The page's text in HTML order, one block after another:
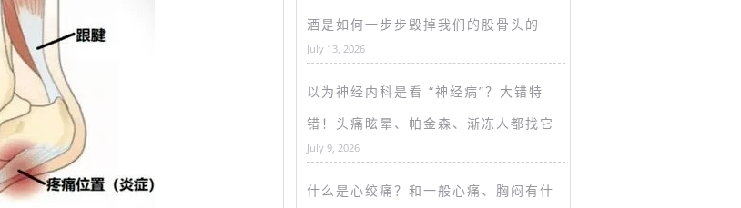
酒是如何一步步毁掉我们的股骨头的
July 13, 2026
以为神经内科是看 “神经病”？大错特
错！头痛眩晕、帕金森、渐冻人都找它
July 9, 2026
什么是心绞痛？和一般心痛、胸闷有什